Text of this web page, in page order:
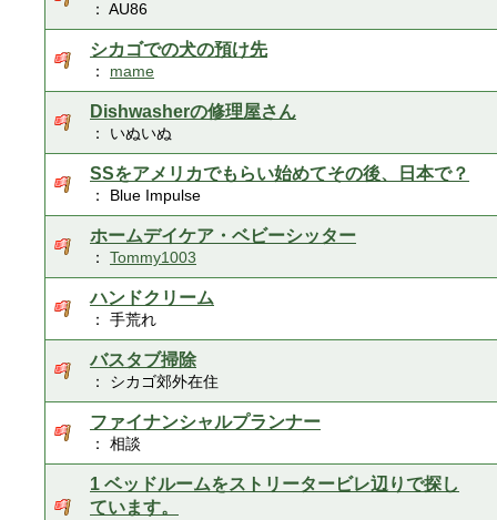
： AU86
シカゴでの犬の預け先
： mame
Dishwasherの修理屋さん
： いぬいぬ
SSをアメリカでもらい始めてその後、日本で？
： Blue Impulse
ホームデイケア・ベビーシッター
： Tommy1003
ハンドクリーム
： 手荒れ
バスタブ掃除
： シカゴ郊外在住
ファイナンシャルプランナー
： 相談
1 ベッドルームをストリータービレ辺りで探し
ています。